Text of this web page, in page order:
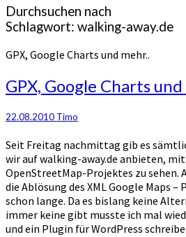
Durchsuchen nach
Schlagwort: walking-away.de
GPX, Google Charts und mehr..
GPX, Google Charts und
22.08.2010 Timo
Seit Freitag nachmittag gib es
wir auf walking-away.de anbieten,
OpenStreetMap-Projektes zu sehen.
die Ablösung des XML Google Maps –
schon lange. Da es bislang keine
immer keine gibt musste ich mal
und ein Plugin für WordPress